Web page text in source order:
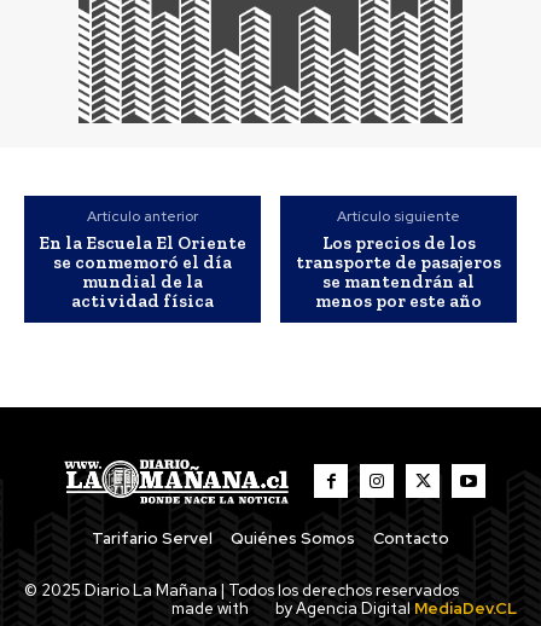
Artículo anterior
En la Escuela El Oriente
se conmemoró el día
mundial de la
actividad física
Artículo siguiente
Los precios de los
transporte de pasajeros
se mantendrán al
menos por este año
Tarifario Servel Quiénes Somos Contacto
© 2025 Diario La Mañana | Todos los derechos reservados
made with
by Agencia Digital MediaDev.CL